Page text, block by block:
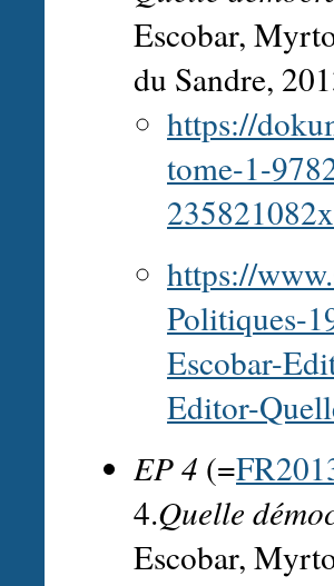
Escobar,
du Sandre,
https://
tome-1-
https://
Politiques-
Escobar-
Editor-
EP 4 (=
4.Quelle
Escobar,